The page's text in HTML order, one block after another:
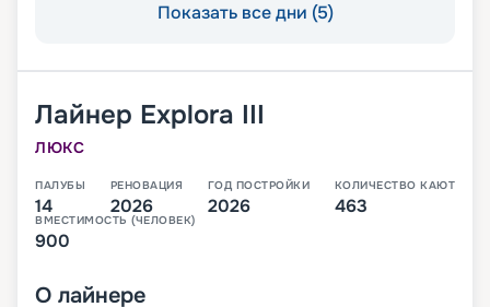
Показать все дни (5)
Лайнер Explora III
ЛЮКС
ПАЛУБЫ
14
РЕНОВАЦИЯ
2026
ГОД ПОСТРОЙКИ
2026
КОЛИЧЕСТВО КАЮТ
463
ВМЕСТИМОСТЬ (ЧЕЛОВЕК)
900
О лайнере